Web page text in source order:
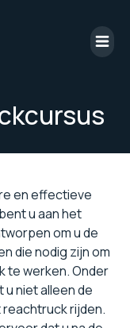
en effectieve
u aan het
om u de
die nodig zijn om
te werken. Onder
niet alleen de
rijden.